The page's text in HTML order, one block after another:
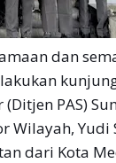
dan
PAS)
Yudi
dari Kota